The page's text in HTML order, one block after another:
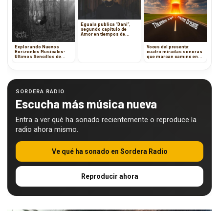
Explorando Nuevos
Horizontes Musicales:
Últimos Sencillos de
Eguala publica “Dani”,
segundo capítulo de
Amor en tiempos de
Voces del presente:
cuatro miradas sonoras
que marcan camino en
SORDERA RADIO
Escucha más música nueva
Entra a ver qué ha sonado recientemente o reproduce la
radio ahora mismo.
Ve qué ha sonado en Sordera Radio
Reproducir ahora